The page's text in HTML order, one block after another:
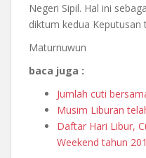
Negeri Sipil. Hal ini
diktum kedua Keputusan
Maturnuwun
baca juga :
Jumlah cuti
Musim Liburan
Daftar Hari Libur,
Weekend tahun